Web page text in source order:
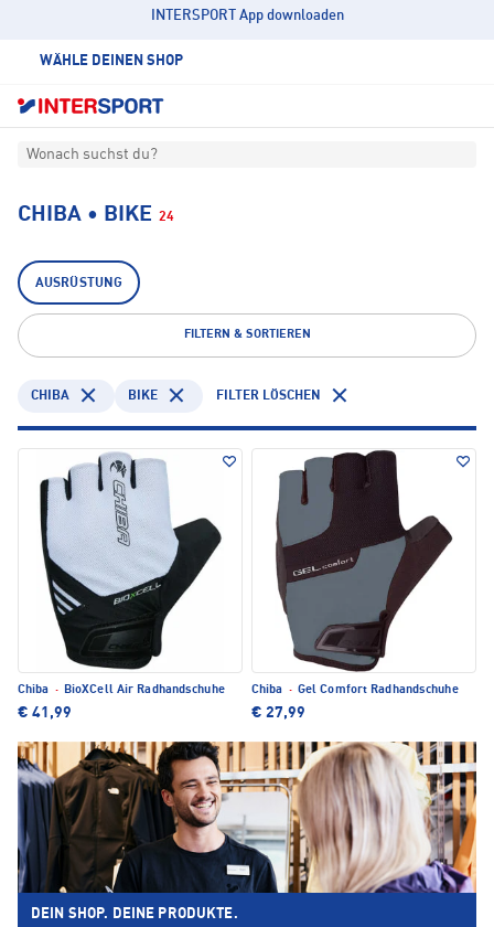
INTERSPORT App downloaden
WÄHLE DEINEN SHOP
Wonach suchst du?
CHIBA • BIKE 24
AUSRÜSTUNG
FILTERN & SORTIEREN
CHIBA BIKE FILTER LÖSCHEN
Chiba · BioXCell Air Radhandschuhe
€ 41,99
Chiba · Gel Comfort Radhandschuhe
€ 27,99
DEIN SHOP. DEINE PRODUKTE.